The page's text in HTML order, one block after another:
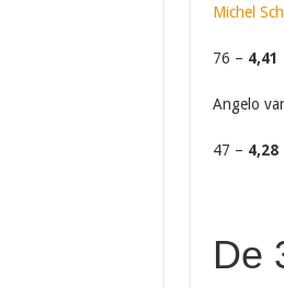
Michel
76 – 4,41
Angelo
47 – 4,28
De